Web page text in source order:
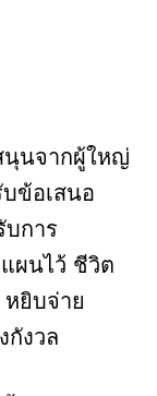
นุนจากผู้ใหญ่
ข้อเสนอ
บการ
ผนไว้ ชีวิต
ยิบจ่าย
กังวล